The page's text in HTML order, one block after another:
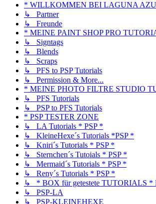
* WILLKOMMEN BEI LAGUNA
↳ Partner
↳ Freunde
* MEINE PAINT SHOP PRO
↳ Signtags
↳ Blends
↳ Scraps
↳ PFS to PSP Tutorials
↳ Permission & More...
* MEINE PHOTO FILTRE STUDIO
↳ PFS Tutorials
↳ PSP to PFS Tutorials
* PSP TESTER ZONE
↳ LA Tutorials * PSP *
↳ KleineHexe´s Tutorials *PSP *
↳ Kniri´s Tutorials * PSP *
↳ Sternchen´s Tutoials * PSP *
↳ Mermaid´s Tutorials * PSP *
↳ Reny´s Tutorials * PSP *
↳ * BOX für getestete TUTORIALS *
↳ PSP-LA
↳ PSP-KLEINEHEXE